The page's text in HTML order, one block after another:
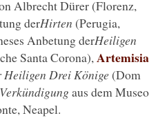
Albrecht Dürer (Florenz,
derHirten (Perugia,
Anbetung derHeiligen
Santa Corona), Artemisia
Heiligen Drei Könige(Dom
Verkündigungaus dem Museo
Neapel.